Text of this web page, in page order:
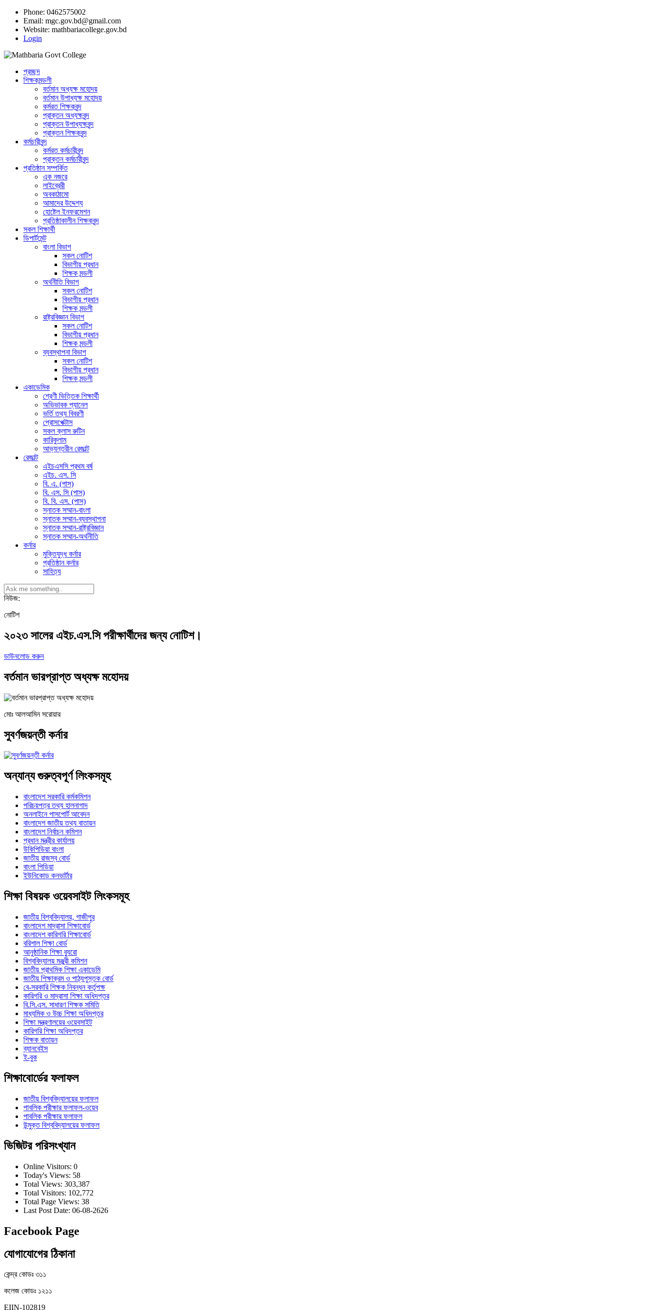
Phone: 0462575002
Email: mgc.gov.bd@gmail.com
Website: mathbariacollege.gov.bd
Login
প্রচ্ছদ
শিক্ষকমন্ডলী
বর্তমান অধ্যক্ষ মহোদয়
বর্তমান ‌উপাধ্যক্ষ মহোদয়
কর্মরত শিক্ষকবৃন্দ
প্রাক্তন অধ্যক্ষবৃন্দ
প্রাক্তন উপাধ্যক্ষবৃন্দ
প্রাক্তন শিক্ষকবৃন্দ
কর্মচারীবৃন্দ
কর্মরত কর্মচারীবৃন্দ
প্রাক্তন কর্মচারীবৃন্দ
প্রতিষ্ঠান সম্পর্কিত
এক নজরে
লাইব্রেরী
অবকাঠামো
আমাদের উদ্দেশ্য
হোষ্টেল ইনফরমেশন
প্রতিষ্ঠাকালীন শিক্ষকবৃন্দ
সকল শিক্ষার্থী
ডিপার্টমেন্ট
বাংলা বিভাগ
সকল নোটিশ
বিভাগীয় প্রধান
শিক্ষক মন্ডলী
অর্থনীতি বিভাগ
সকল নোটিশ
বিভাগীয় প্রধান
শিক্ষক মন্ডলী
রাষ্ট্রবিজ্ঞান বিভাগ
সকল নোটিশ
বিভাগীয় প্রধান
শিক্ষক মন্ডলী
ব্যবস্থাপনা বিভাগ
সকল নোটিশ
বিভাগীয় প্রধান
শিক্ষক মন্ডলী
একাডেমিক
শ্রেণী ভিত্তিক শিক্ষার্থী
অভিভাবক প্যানেল
ভর্তি তথ্য বিবরণী
প্রোসপেক্টাস
সকল ক্লাস রুটিন
কারিকুলাম
আভ্যন্তরীন রেজাল্ট
রেজাল্ট
এইচএসসি প্রথম বর্ষ
এইচ. এস. সি
বি. এ. (পাস)
বি. এস. সি (পাস)
বি. বি. এস. (পাস)
স্নাতক সম্মান-বাংলা
স্নাতক সম্মান-ব্যবস্থাপনা
স্নাতক সম্মান-রাষ্ট্রবিজ্ঞান
স্নাতক সম্মান-অর্থনীতি
কর্নার
মুক্তিযুদ্ধ কর্নার
প্রতিষ্ঠান কর্নার
সাহিত্য
নিউজ:
নোটিশ
২০২৩ সালের এইচ.এস.সি পরীক্ষার্থীদের জন্য নোটিশ।
ডাউনলোড করুন
বর্তমান ভারপ্রাপ্ত অধ্যক্ষ মহোদয়
মোঃ আলআমিন সরোয়ার
সুবর্ণজয়ন্তী কর্নার
অন্যান্য গুরুত্বপূর্ণ লিংকসমূহ
বাংলাদেশ সরকারি কর্মকমিশন
পরিচয়পত্র তথ্য হালনাগাদ
অনলাইনে পাসপোর্ট আবেদন
বাংলাদেশ জাতীয় তথ্য বাতায়ন
বাংলাদেশ নির্বাচন কমিশন
প্রধান মন্ত্রীর কার্যালয়
উকিপিডিয়া বাংলা
জাতীয় রাজস্ব বোর্ড
বাংলা পিডিয়া
ইউনিকোড কনভার্টার
শিক্ষা বিষয়ক ওয়েবসাইট লিংকসমূহ
জাতীয় বিশ্ববিদ্যালয়, গাজীপুর
বাংলাদেশ মাদ্রাসা শিক্ষাবোর্ড
বাংলাদেশ কারিগরি শিক্ষাবোর্ড
বরিশাল শিক্ষা বোর্ড
আনুষ্ঠানিক শিক্ষা ব্যুরো
বিশ্ববিদ্যালয় মঞ্জুরী কমিশন
জাতীয় প্রাথমিক শিক্ষা একাডেমি
জাতীয় শিক্ষাক্রম ও পাঠ্যপুস্তক বোর্ড
বে-সরকারি শিক্ষক নিবন্ধন কর্তৃপক্ষ
কারিগরি ও মাদ্রাসা শিক্ষা অধিদপ্তর
বি.সি.এস. সাধারণ শিক্ষক সমিতি
মাধ্যমিক ও উচ্চ শিক্ষা অধিদপ্তর
শিক্ষা মন্ত্রণালয়ের ওয়েবসাইট
কারিগরি শিক্ষা অধিদপ্তর
শিক্ষক বাতায়ন
ব্যানবেইস
ই-বুক
শিক্ষাবোর্ডের ফলাফল
জাতীয় বিশ্ববিদ্যালয়ের ফলাফল
পাবলিক পরীক্ষার ফলাফল-ওয়েব
পাবলিক পরীক্ষার ফলাফল
উন্মুক্ত বিশ্ববিদ্যালয়ের ফলাফল
ভিজিটর পরিসংখ্যান
Online Visitors: 0
Today's Views: 58
Total Views: 303,387
Total Visitors: 102,772
Total Page Views: 38
Last Post Date: 06-08-2626
Facebook Page
যোগাযোগের ঠিকানা
কেন্দ্র কোডঃ ৩১১
কলেজ কোডঃ ১২১১
EIIN-102819